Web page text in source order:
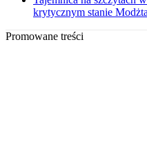
krytycznym stanie
Promowane treści